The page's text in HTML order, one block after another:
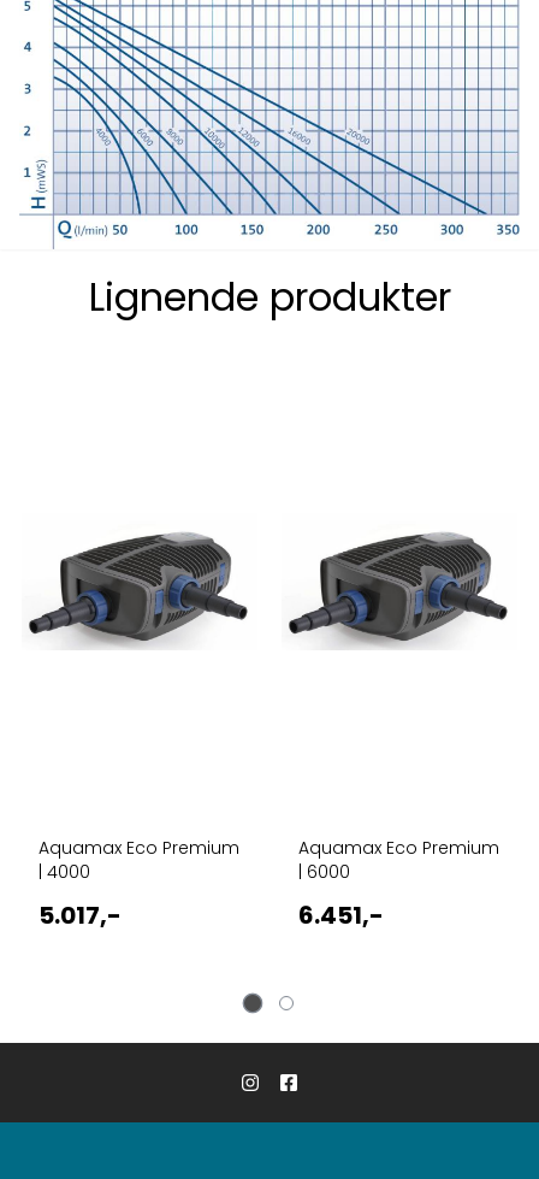
Lignende produkter
Aquamax Eco Premium
| 4000
5.017,-
Aquamax Eco Premium
| 6000
6.451,-